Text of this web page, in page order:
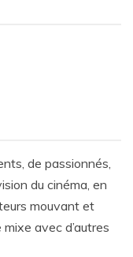
de passionnés,
du cinéma, en
mouvant et
avec d’autres